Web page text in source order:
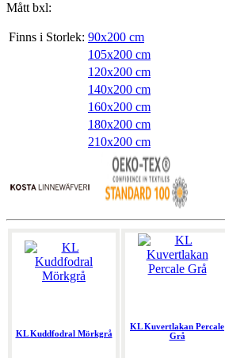
Mått bxl:
Finns i Storlek: 90x200 cm
105x200 cm
120x200 cm
140x200 cm
160x200 cm
180x200 cm
210x200 cm
KL Kuddfodral Mörkgrå
KL Kuvertlakan Percale
Grå